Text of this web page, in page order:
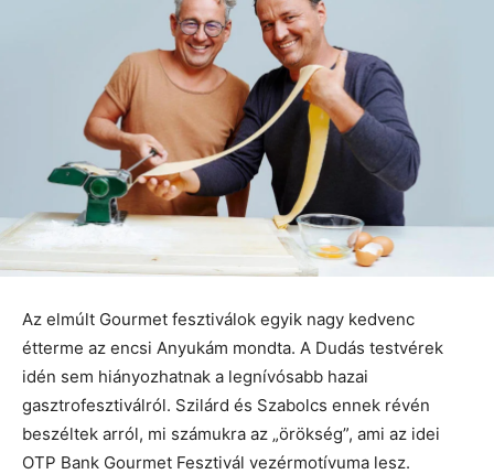
Az elmúlt Gourmet fesztiválok egyik nagy kedvenc
étterme az encsi Anyukám mondta. A Dudás testvérek
idén sem hiányozhatnak a legnívósabb hazai
gasztrofesztiválról. Szilárd és Szabolcs ennek révén
beszéltek arról, mi számukra az „örökség”, ami az idei
OTP Bank Gourmet Fesztivál vezérmotívuma lesz.